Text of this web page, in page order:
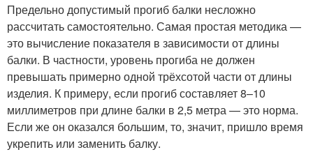
Предельно допустимый прогиб балки несложно
рассчитать самостоятельно. Самая простая методика —
это вычисление показателя в зависимости от длины
балки. В частности, уровень прогиба не должен
превышать примерно одной трёхсотой части от длины
изделия. К примеру, если прогиб составляет 8–10
миллиметров при длине балки в 2,5 метра — это норма.
Если же он оказался большим, то, значит, пришло время
укрепить или заменить балку.